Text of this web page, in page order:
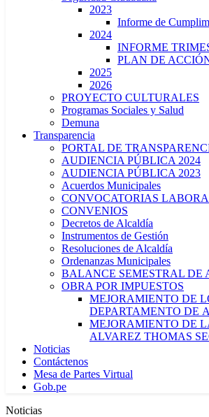
2023
Informe de
2024
INFORME
PLAN DE
2025
2026
PROYECTO CULTURALES
Programas Sociales y Salud
Demuna
Transparencia
PORTAL DE
AUDIENCIA PÚBLICA 2024
AUDIENCIA PÚBLICA 2023
Acuerdos Municipales
CONVOCATORIAS
CONVENIOS
Decretos de Alcaldía
Instrumentos de Gestión
Resoluciones de Alcaldía
Ordenanzas Municipales
BALANCE SEMESTRAL DE
OBRA POR IMPUESTOS
MEJORAMIENTO DE
DEPARTAMENTO DE
MEJORAMIENTO DE
ALVAREZ THOMAS
Noticias
Contáctenos
Mesa de Partes Virtual
Gob.pe
Noticias